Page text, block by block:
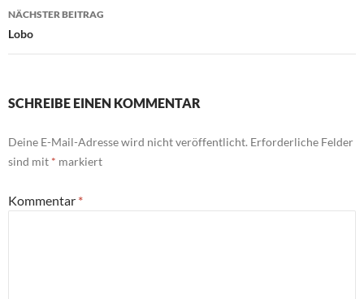
NÄCHSTER BEITRAG
Lobo
SCHREIBE EINEN KOMMENTAR
Deine E-Mail-Adresse wird nicht veröffentlicht. Erforderliche Felder
sind mit * markiert
Kommentar *